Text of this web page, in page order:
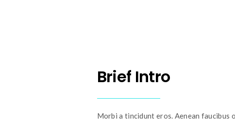
Brief Intro
Morbi a tincidunt eros. Aenean